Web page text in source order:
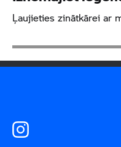
Ļaujieties zinātkārei ar